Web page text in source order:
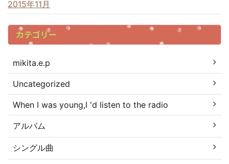
2015年11月
カテゴリー
mikita.e.p
Uncategorized
When I was young,I 'd listen to the radio
アルバム
シングル曲